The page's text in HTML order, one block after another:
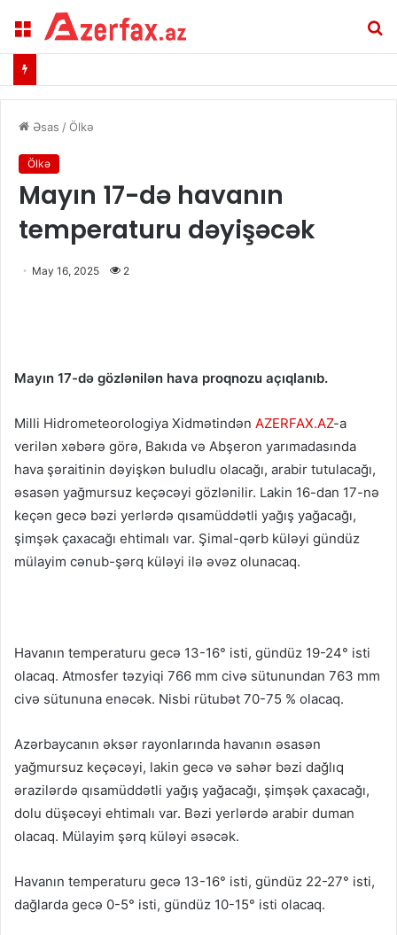
Menu
Əsas /Ölkə
Ölkə
Mayın 17-də havanın
temperaturu dəyişəcək
May 16, 2025 2
Mayın 17-də gözlənilən hava proqnozu açıqlanıb.
Milli Hidrometeorologiya Xidmətindən AZERFAX.AZ-a
verilən xəbərə görə, Bakıda və Abşeron yarımadasında
hava şəraitinin dəyişkən buludlu olacağı, arabir tutulacağı,
əsasən yağmursuz keçəcəyi gözlənilir. Lakin 16-dan 17-nə
keçən gecə bəzi yerlərdə qısamüddətli yağış yağacağı,
şimşək çaxacağı ehtimalı var. Şimal-qərb küləyi gündüz
mülayim cənub-şərq küləyi ilə əvəz olunacaq.
Havanın temperaturu gecə 13-16° isti, gündüz 19-24° isti
olacaq. Atmosfer təzyiqi 766 mm civə sütunundan 763 mm
civə sütununa enəcək. Nisbi rütubət 70-75 % olacaq.
Azərbaycanın əksər rayonlarında havanın əsasən
yağmursuz keçəcəyi, lakin gecə və səhər bəzi dağlıq
ərazilərdə qısamüddətli yağış yağacağı, şimşək çaxacağı,
dolu düşəcəyi ehtimalı var. Bəzi yerlərdə arabir duman
olacaq. Mülayim şərq küləyi əsəcək.
Havanın temperaturu gecə 13-16° isti, gündüz 22-27° isti,
dağlarda gecə 0-5° isti, gündüz 10-15° isti olacaq.